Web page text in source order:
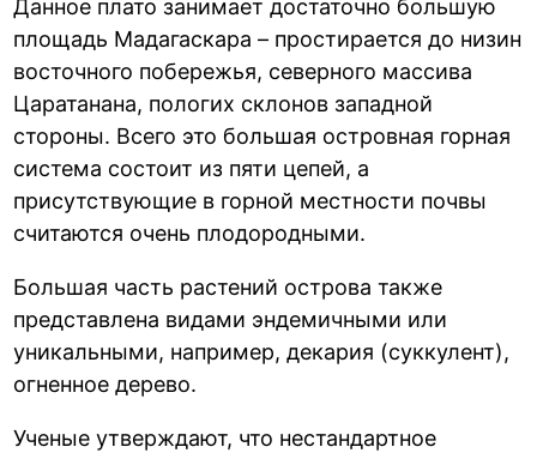
Данное плато занимает достаточно большую
площадь Мадагаскара – простирается до низин
восточного побережья, северного массива
Царатанана, пологих склонов западной
стороны. Всего это большая островная горная
система состоит из пяти цепей, а
присутствующие в горной местности почвы
считаются очень плодородными.
Большая часть растений острова также
представлена видами эндемичными или
уникальными, например, декария (суккулент),
огненное дерево.
Ученые утверждают, что нестандартное